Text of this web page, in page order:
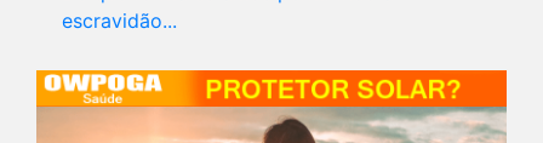
escravidão...